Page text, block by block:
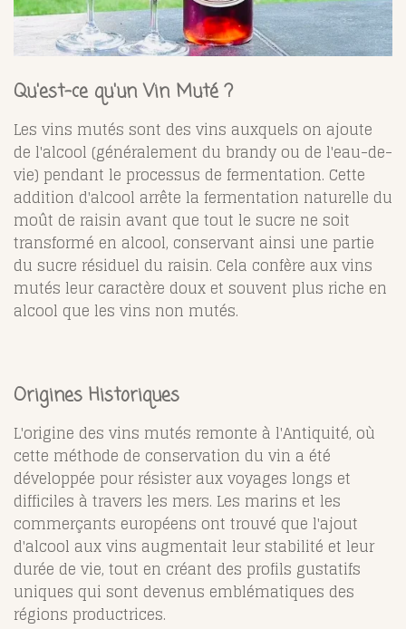
Qu'est-ce qu'un Vin Muté ?
Les vins mutés sont des vins auxquels on ajoute
de l'alcool (généralement du brandy ou de l'eau-de-
vie) pendant le processus de fermentation. Cette
addition d'alcool arrête la fermentation naturelle du
moût de raisin avant que tout le sucre ne soit
transformé en alcool, conservant ainsi une partie
du sucre résiduel du raisin. Cela confère aux vins
mutés leur caractère doux et souvent plus riche en
alcool que les vins non mutés.
Origines Historiques
L'origine des vins mutés remonte à l'Antiquité, où
cette méthode de conservation du vin a été
développée pour résister aux voyages longs et
difficiles à travers les mers. Les marins et les
commerçants européens ont trouvé que l'ajout
d'alcool aux vins augmentait leur stabilité et leur
durée de vie, tout en créant des profils gustatifs
uniques qui sont devenus emblématiques des
régions productrices.